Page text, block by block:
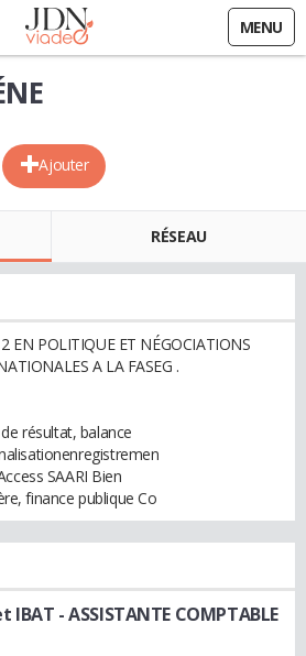
MENU
Ajouter
RÉSEAU
EN POLITIQUE ET NÉGOCIATIONS
A LA FASEG .
résultat, balance
SAARI Bien
finance publique Co
IBAT - ASSISTANTE COMPTABLE